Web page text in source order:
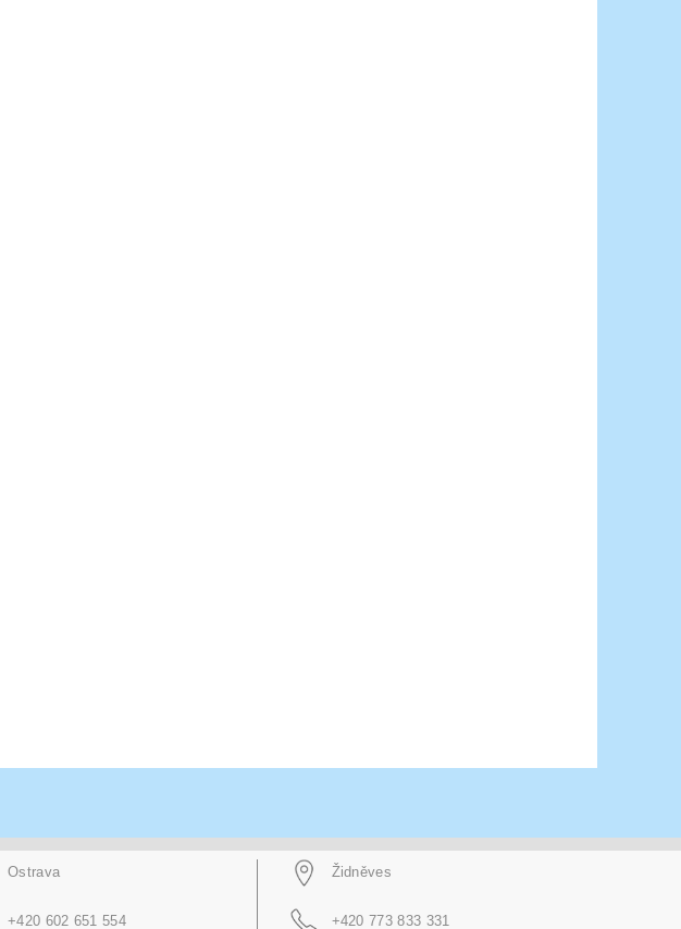
Ostrava
+420 602 651 554
Židněves
+420 773 833 331